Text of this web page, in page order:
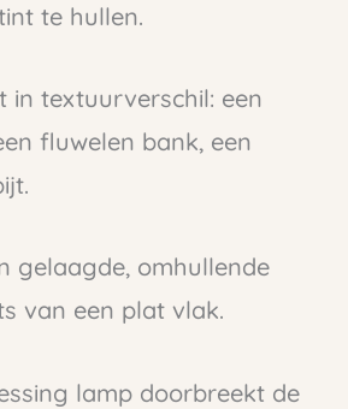
te hullen.
in textuurverschil: een
fluwelen bank, een
gelaagde, omhullende
van een plat vlak.
lamp doorbreekt de